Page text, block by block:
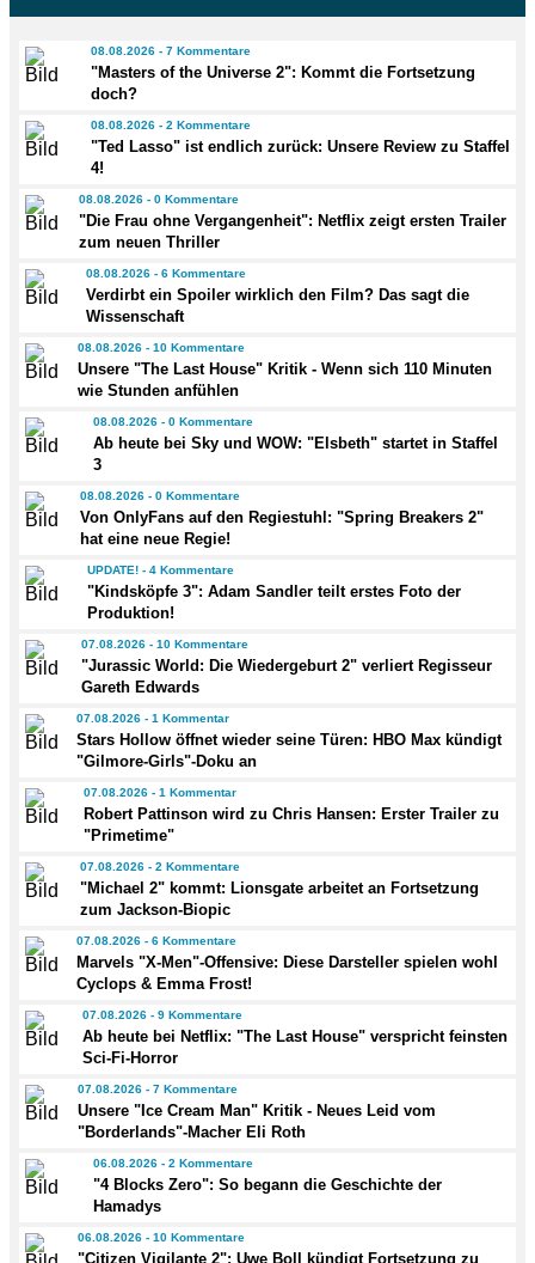
08.08.2026 - 7 Kommentare
"Masters of the Universe 2": Kommt die Fortsetzung
doch?
08.08.2026 - 2 Kommentare
"Ted Lasso" ist endlich zurück: Unsere Review zu Staffel
4!
08.08.2026 - 0 Kommentare
"Die Frau ohne Vergangenheit": Netflix zeigt ersten Trailer
zum neuen Thriller
08.08.2026 - 6 Kommentare
Verdirbt ein Spoiler wirklich den Film? Das sagt die
Wissenschaft
08.08.2026 - 10 Kommentare
Unsere "The Last House" Kritik - Wenn sich 110 Minuten
wie Stunden anfühlen
08.08.2026 - 0 Kommentare
Ab heute bei Sky und WOW: "Elsbeth" startet in Staffel
3
08.08.2026 - 0 Kommentare
Von OnlyFans auf den Regiestuhl: "Spring Breakers 2"
hat eine neue Regie!
UPDATE! - 4 Kommentare
"Kindsköpfe 3": Adam Sandler teilt erstes Foto der
Produktion!
07.08.2026 - 10 Kommentare
"Jurassic World: Die Wiedergeburt 2" verliert Regisseur
Gareth Edwards
07.08.2026 - 1 Kommentar
Stars Hollow öffnet wieder seine Türen: HBO Max kündigt
"Gilmore-Girls"-Doku an
07.08.2026 - 1 Kommentar
Robert Pattinson wird zu Chris Hansen: Erster Trailer zu
"Primetime"
07.08.2026 - 2 Kommentare
"Michael 2" kommt: Lionsgate arbeitet an Fortsetzung
zum Jackson-Biopic
07.08.2026 - 6 Kommentare
Marvels "X-Men"-Offensive: Diese Darsteller spielen wohl
Cyclops & Emma Frost!
07.08.2026 - 9 Kommentare
Ab heute bei Netflix: "The Last House" verspricht feinsten
Sci-Fi-Horror
07.08.2026 - 7 Kommentare
Unsere "Ice Cream Man" Kritik - Neues Leid vom
"Borderlands"-Macher Eli Roth
06.08.2026 - 2 Kommentare
"4 Blocks Zero": So begann die Geschichte der
Hamadys
06.08.2026 - 10 Kommentare
"Citizen Vigilante 2": Uwe Boll kündigt Fortsetzung zu